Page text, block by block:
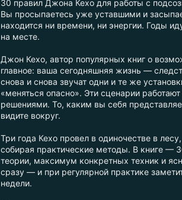
30 правил Джона Кехо для работы с
Вы просыпаетесь уже уставшими и
находится ни времени, ни энергии. Годы
на месте.
Джон Кехо, автор популярных книг о
главное: ваша сегодняшняя жизнь —
снова и снова звучат одни и те же
«меняться опасно». Эти сценарии
решениями. То, каким вы себя
видите вокруг.
Три года Кехо провел в одиночестве в
собирая практические методы. В книге —
теории, максимум конкретных техник и
сразу — и при регулярной практике
недели.